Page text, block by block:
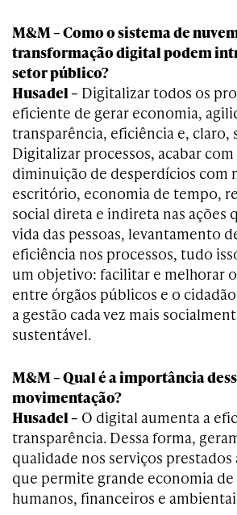
M&M – Como o sistema de
transformação digital podem
setor público?
Husadel – Digitalizar todos os
eficiente de gerar economia,
transparência, eficiência e,
Digitalizar processos, acabar
diminuição de desperdícios com
escritório, economia de tempo,
social direta e indireta nas ações
vida das pessoas, levantamento
eficiência nos processos, tudo
um objetivo: facilitar e melhorar
entre órgãos públicos e o
a gestão cada vez mais
sustentável.
M&M – Qual é a importância
movimentação?
Husadel – O digital aumenta a
transparência. Dessa forma,
qualidade nos serviços prestados
que permite grande economia de
humanos, financeiros e